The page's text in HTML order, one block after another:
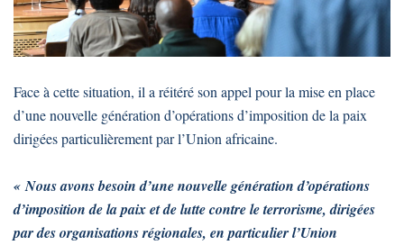
Face à cette situation, il a réitéré son appel pour la mise en place
d’une nouvelle génération d’opérations d’imposition de la paix
dirigées particulièrement par l’Union africaine.
« Nous avons besoin d’une nouvelle génération d’opérations
d’imposition de la paix et de lutte contre le terrorisme, dirigées
par des organisations régionales, en particulier l’Union